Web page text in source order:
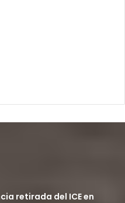
retirada del ICE en